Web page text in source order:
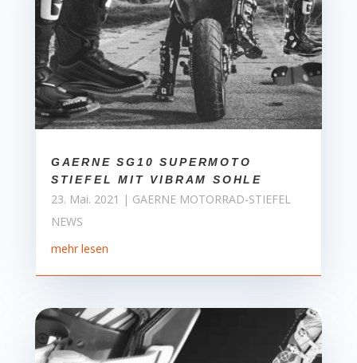
GAERNE SG10 SUPERMOTO
STIEFEL MIT VIBRAM SOHLE
23. Mai. 2021 | GAERNE MOTORRAD-STIEFEL
NEWS
mehr lesen